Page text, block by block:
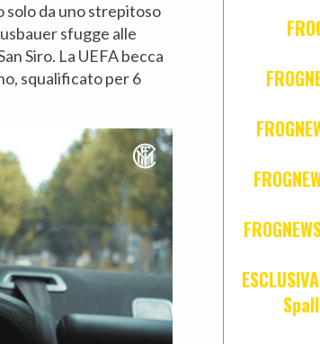
solo da uno strepitoso
sfugge alle
Siro. La UEFA becca
squalificato per 6